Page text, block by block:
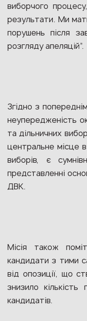
виборчого
результати. Ми
порушень після
розгляду апеляцій”.
Згідно з
неупередженість
та дільничних
центральне місце
виборів, є
представленні
ДВК.
Місія також
кандидати з тими
від опозиції, що
знизило
кандидатів.